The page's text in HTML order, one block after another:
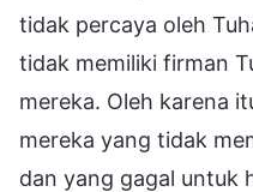
tidak percaya oleh
tidak memiliki firman
mereka. Oleh karena
mereka yang tidak
dan yang gagal untuk